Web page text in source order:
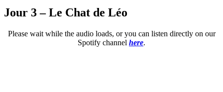
Jour 3 – Le Chat de Léo
Please wait while the audio loads, or you can listen directly on our
Spotify channel here.